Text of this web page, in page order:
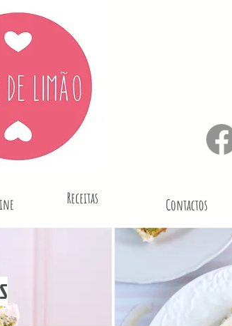
Receitas Contactos